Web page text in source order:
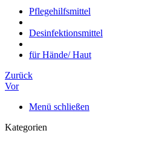
Pflegehilfsmittel
Desinfektionsmittel
für Hände/ Haut
Zurück
Vor
Menü schließen
Kategorien